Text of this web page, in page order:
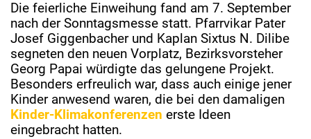
Die feierliche Einweihung fand am 7. September
nach der Sonntagsmesse statt. Pfarrvikar Pater
Josef Giggenbacher und Kaplan Sixtus N. Dilibe
segneten den neuen Vorplatz, Bezirksvorsteher
Georg Papai würdigte das gelungene Projekt.
Besonders erfreulich war, dass auch einige jener
Kinder anwesend waren, die bei den damaligen
Kinder-Klimakonferenzen erste Ideen
eingebracht hatten.